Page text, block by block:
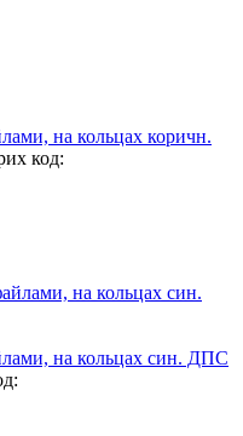
на кольцах коричн.
код:
на кольцах син. ДПС